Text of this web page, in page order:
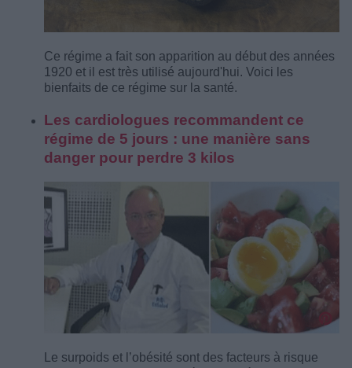
Ce régime a fait son apparition au début des années
1920 et il est très utilisé aujourd'hui. Voici les
bienfaits de ce régime sur la santé.
Les cardiologues recommandent ce
régime de 5 jours : une manière sans
danger pour perdre 3 kilos
Le surpoids et l’obésité sont des facteurs à risque